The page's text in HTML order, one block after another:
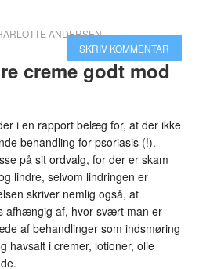
ANDERSEN
SKRIV KOMMENTAR
creme godt mod
i en rapport belæg for, at der ikke
behandling for psoriasis (!).
på sit ordvalg, for der er skam
lindre, selvom lindringen er
skriver nemlig også, at
afhængig af, hvor svært man er
af behandlinger som indsmøring
havsalt i cremer, lotioner, olie